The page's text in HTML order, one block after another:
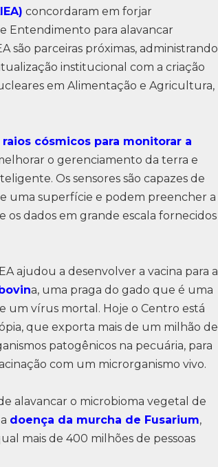
concordaram em forjar
Entendimento para alavancar
são parceiras próximas, administrando
institucional com a criação
em Alimentação e Agricultura,
cósmicos para monitorar a
o gerenciamento da terra e
Os sensores são capazes de
uma superfície e podem preencher a
os dados em grande escala fornecidos
ajudou a desenvolver a vacina para a
a, uma praga do gado que é uma
um vírus mortal. Hoje o Centro está
que exporta mais de um milhão de
patogênicos na pecuária, para
com um microrganismo vivo.
alavancar o microbioma vegetal de
doença da murcha de Fusarium,
mais de 400 milhões de pessoas